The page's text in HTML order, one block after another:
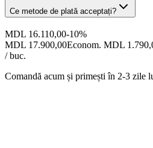
Ce metode de plată acceptați?
MDL 16.110,00-10%
MDL 17.900,00Econom. MDL
/ buc.
Comandă acum și primești în 2-3 zile